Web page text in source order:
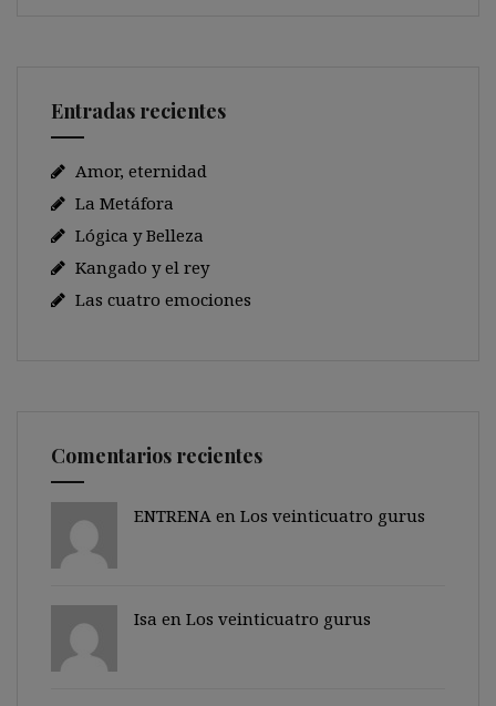
Entradas recientes
Amor, eternidad
La Metáfora
Lógica y Belleza
Kangado y el rey
Las cuatro emociones
Comentarios recientes
ENTRENA en Los veinticuatro gurus
Isa en Los veinticuatro gurus